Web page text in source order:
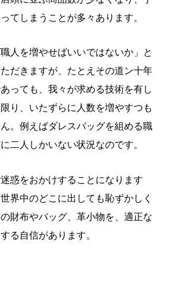
てしまうことが多々あります。
職人を増やせばいいではないか」と
だきますが、たとえその道ン十年
っても、我々が求める技術を有し
り、いたずらに人数を増やすつも
。例えばダレスバッグを組める職
二人しかいない状況なのです。
惑をおかけすることになります
界中のどこに出しても恥ずかしく
財布やバッグ、革小物を、適正な
る自信があります。